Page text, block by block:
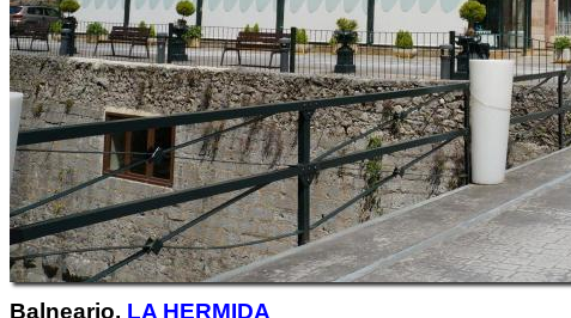
Balneario, LA HERMIDA